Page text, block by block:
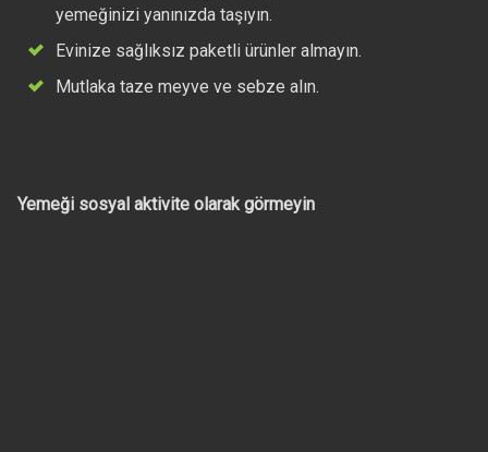
yemeğinizi yanınızda taşıyın.
Evinize sağlıksız paketli ürünler almayın.
Mutlaka taze meyve ve sebze alın.
Yemeği sosyal aktivite olarak görmeyin